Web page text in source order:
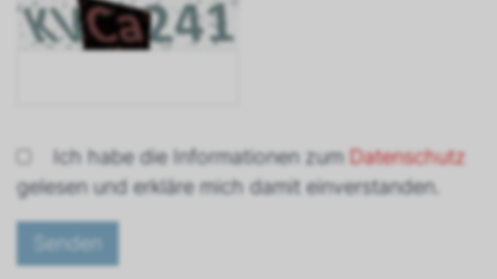
Ich habe die Informationen zum Datenschutz
gelesen und erkläre mich damit einverstanden.